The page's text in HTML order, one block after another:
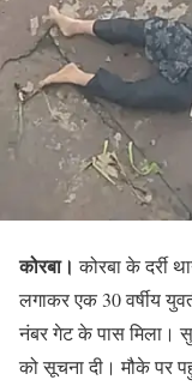
कोरबा। कोरबा के दर्री
लगाकर एक 30 वर्षीय
नंबर गेट के पास मिला।
को सूचना दी। मौके पर